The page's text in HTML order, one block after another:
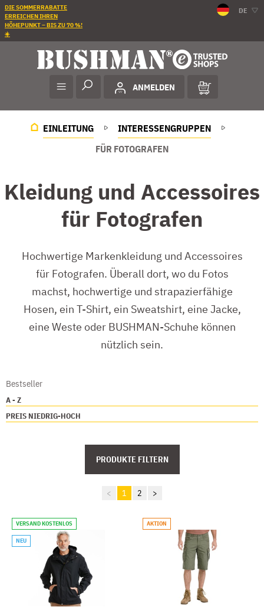
DIE SOMMERRABATTE
ERREICHEN IHREN
HÖHEPUNKT – BIS ZU 70 %!
☀️
DE
ANMELDEN
EINLEITUNG
INTERESSENGRUPPEN
FÜR FOTOGRAFEN
Kleidung und Accessoires
für Fotografen
Hochwertige Markenkleidung und Accessoires
für Fotografen. Überall dort, wo du Fotos
machst, hochwertige und strapazierfähige
Hosen, ein T-Shirt, ein Sweatshirt, eine Jacke,
eine Weste oder BUSHMAN-Schuhe können
nützlich sein.
Bestseller
A - Z
PREIS NIEDRIG-HOCH
PRODUKTE FILTERN
< 1 2 >
VERSAND KOSTENLOS
NEU
AKTION